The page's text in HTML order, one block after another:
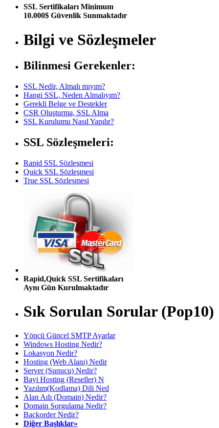
SSL Sertifikaları Minimum
10.000$ Güvenlik Sunmaktadır
Bilgi ve Sözleşmeler
Bilinmesi Gerekenler:
SSL Nedir, Almalı mıyım?
Hangi SSL, Neden Almalıyım?
Gerekli Belge ve Destekler
CSR Oluşturma, SSL Alma
SSL Kurulumu Nasıl Yapılır?
SSL Sözleşmeleri:
Rapid SSL Sözleşmesi
Quick SSL Sözleşmesi
True SSL Sözleşmesi
Rapid,Quick SSL Sertifikaları
Aynı Gün Kurulmaktadır
Sık Sorulan Sorular (Pop10)
Yöncü Güncel SMTP Ayarlar
Windows Hosting Nedir?
Lokasyon Nedir?
Hosting (Web Alanı) Nedir
Server (Sunucu) Nedir?
Bayi Hosting (Reseller) N
Yazılım(Kodlama) Dili Ned
Alan Adı (Domain) Nedir?
Domain Sorgulama Nedir?
Backorder Nedir?
Diğer Başlıklar»